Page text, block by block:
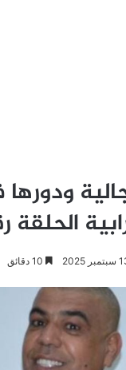
الحلقة